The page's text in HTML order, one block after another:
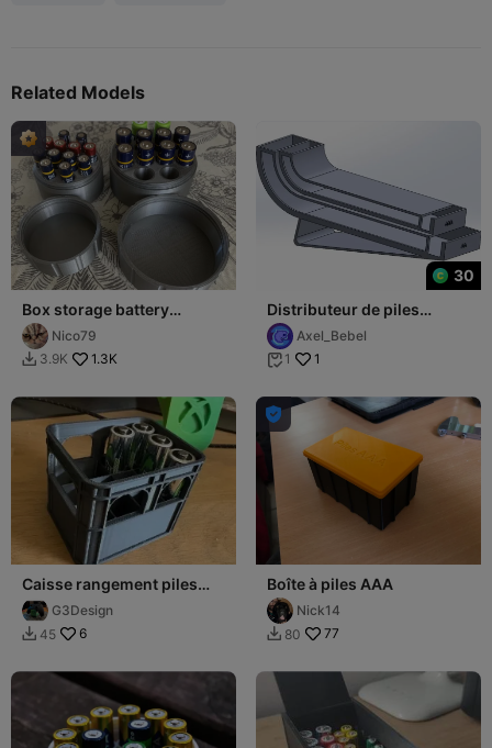
Related Models
Box storage battery
AA/AAA Boite stockage
piles AA/AAA
Nico79
 3.9K 1.3K
30
Distributeur de piles
AA/AAAAxel_Bebel
 1 1
Caisse rangement piles
modèles AA AAA 18650 et
9V G3Design
 45 6

Boîte à piles AAA
Nick14
 80 77